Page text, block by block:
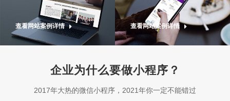
查看网站案例详情 查看网站案例详情
企业为什么要做小程序？
2017年大热的微信小程序，2021年你一定不能错过